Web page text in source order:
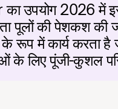
उपयोग 2026 में
पूलों की पेशकश की
रूप में कार्य करता है
के लिए पूंजी-कुशल